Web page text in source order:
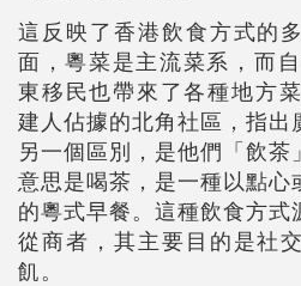
這反映了香港飲食方式的
面，粵菜是主流菜系，而
東移民也帶來了各種地方
建人佔據的北角社區，指出
另一個區別，是他們「飲
意思是喝茶，是一種以點心
的粵式早餐。這種飲食方式
從商者，其主要目的是社
飢。